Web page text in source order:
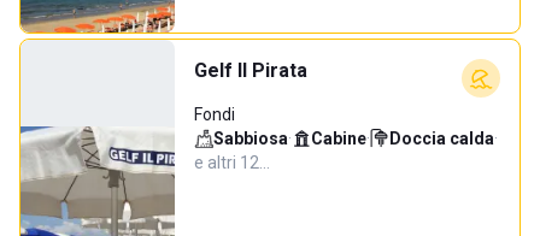
Gelf Il Pirata
Fondi
Sabbiosa· Cabine· Doccia calda·
e altri 12…